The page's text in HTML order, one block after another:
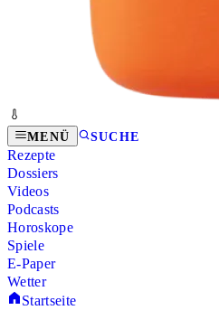
MENÜ SUCHE
Rezepte
Dossiers
Videos
Podcasts
Horoskope
Spiele
E-Paper
Wetter
Startseite